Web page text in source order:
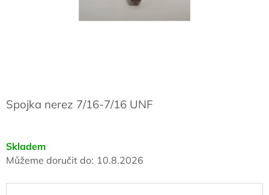
Skladem
Můžeme doručit do: 10.8.2026
Spojka nerez 7/16-7/16 UNF